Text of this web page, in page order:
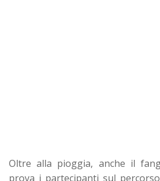
Oltre alla pioggia, anche il
prova i partecipanti sul